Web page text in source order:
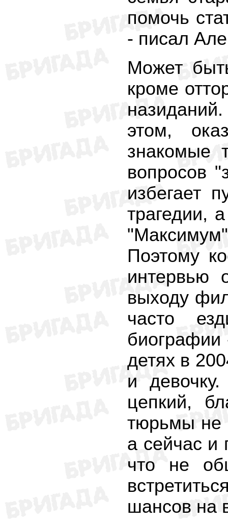
помочь
- писал
Может
кроме
этом,
знакомые
вопросов
избегает
трагедии,
Поэтому
интервью
выходу
часто
биографии
детях в
и
цепкий,
тюрьмы не
а сейчас и
что не
шансов на